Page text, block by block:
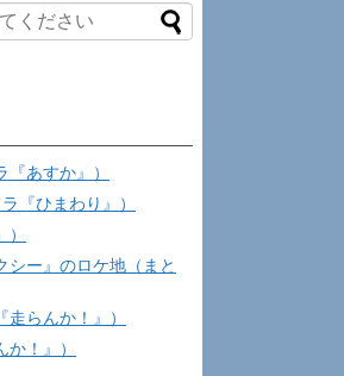
『あすか』）
『ひまわり』）
シー』のロケ地（まと
らんか！』）
か！』）